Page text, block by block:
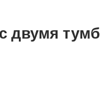
двумя